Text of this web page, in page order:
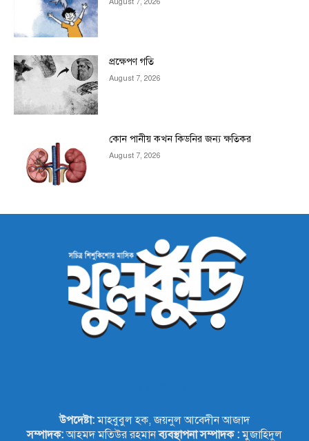
প্রক্ষেপণ গতি
August 7, 2026
কোন পানীয় কখন কিডনির জন্য ক্ষতিকর
August 7, 2026
উপদেষ্টা:মাহবুবুল হক, জয়নুল আবেদীন আজাদ
সম্পাদক:আহমদ মতিউর রহমানব্যবস্থাপনা সম্পাদক :মুজাহিদুল